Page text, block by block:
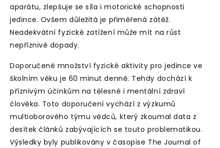
aparátu, zlepšuje se síla i motorické schopnosti
jedince. Ovšem důležitá je přiměřená zátěž.
Neadekvátní fyzické zatížení může mít na růst
nepříznivé dopady.
Doporučené množství fyzické aktivity pro jedince ve
školním věku je 60 minut denně. Tehdy dochází k
příznivým účinkům na tělesné i mentální zdraví
člověka. Toto doporučení vychází z výzkumů
multioborového týmu vědců, který zkoumal data z
desítek článků zabývajících se touto problematikou.
Výsledky byly publikovány v časopise The Journal of